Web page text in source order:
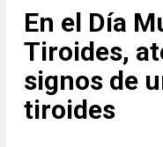
En el Día
Tiroides,
signos de
tiroides